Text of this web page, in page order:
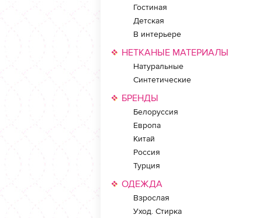
Гостиная
Детская
В интерьере
НЕТКАНЫЕ МАТЕРИАЛЫ
Натуральные
Синтетические
БРЕНДЫ
Белоруссия
Европа
Китай
Россия
Турция
ОДЕЖДА
Взрослая
Уход. Стирка